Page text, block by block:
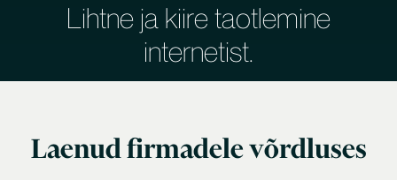
Lihtne ja kiire taotlemine
internetist.
Laenud firmadele võrdluses